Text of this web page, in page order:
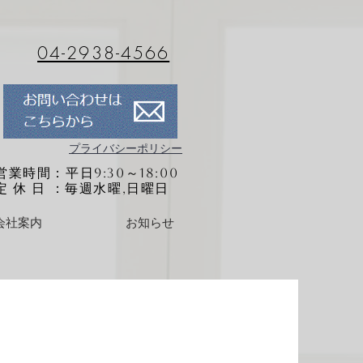
04-2938-4566
プライバシーポリシー
業時間：平日9:30～18:00
休 日 ：毎週水曜,日曜日
社案内 お知らせ